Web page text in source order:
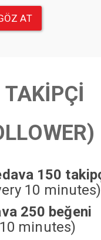
AT
TAKİPÇİ
150
10 minutes)
250 beğeni
minutes)